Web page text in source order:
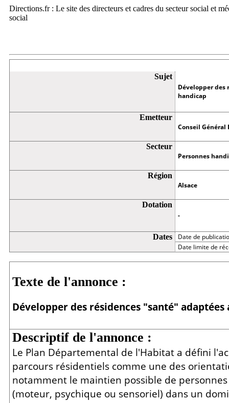
Directions.fr : Le site des directeurs et cadres du secteur social et
social
Sujet
Développer des
handicap
Emetteur
Conseil Général
Secteur
Personnes
Région
Alsace
Dotation
-
Dates
Date de
Date limite de
Texte de l'annonce :
Développer des résidences "santé" adaptées
Descriptif de l'annonce :
Le Plan Départemental de l'Habitat a défini
parcours résidentiels comme une des
notamment le maintien possible de
(moteur, psychique ou sensoriel) dans un